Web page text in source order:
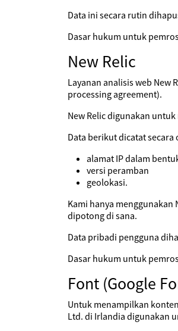
Data ini secara rutin
Dasar hukum untuk
New Relic
Layanan analisis web New
processing agreement).
New Relic digunakan
Data berikut dicatat secara
alamat IP dalam
versi peramban
geolokasi.
Kami hanya menggunakan
dipotong di sana.
Data pribadi pengguna
Dasar hukum untuk
Font (Google
Untuk menampilkan
Ltd. di Irlandia digunakan